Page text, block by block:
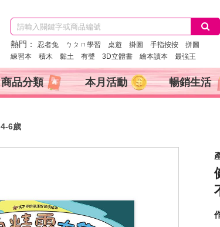
熱門： 忍者兔 ㄅㄆㄇ學習 桌遊 掛圖 手指按按 拼圖
練習本 積木 黏土 有聲 3D立體書 繪本讀本 最強王
商品分類 本月活動 暢銷生活
4-6歲